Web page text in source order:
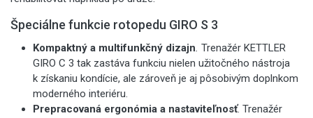
Špeciálne funkcie rotopedu GIRO S 3
Kompaktný a multifunkčný dizajn. Trenažér KETTLER
GIRO C 3 tak zastáva funkciu nielen užitočného nástroja
k získaniu kondície, ale zároveň je aj pôsobivým doplnkom
moderného interiéru.
Prepracovaná ergonómia a nastaviteľnosť. Trenažér